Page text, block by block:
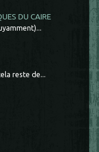
DU CAIRE
reste de...